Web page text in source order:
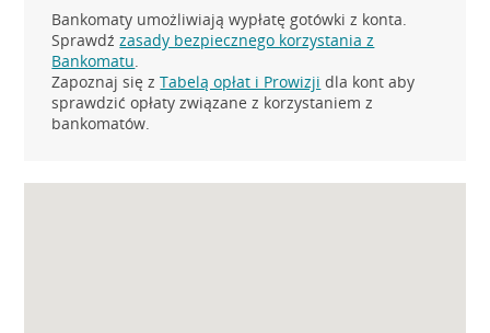
Bankomaty umożliwiają wypłatę gotówki z konta.
Sprawdźzasady bezpiecznego korzystania z
Bankomatu.
Zapoznaj się zTabelą opłat i Prowizji dla kont aby
sprawdzić opłaty związane z korzystaniem z
bankomatów.